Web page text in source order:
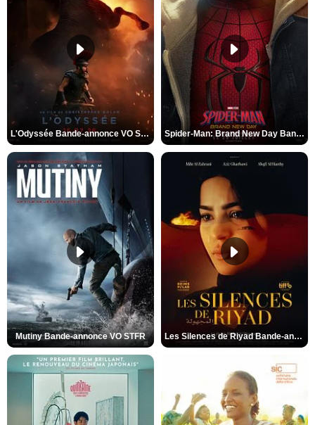
L'Odyssée Bande-annonce VO STFR Spider-Man: Brand New Day Bande-annonce VO STFR
Mutiny Bande-annonce VO STFR Les Silences de Riyad Bande-annonce VO STFR